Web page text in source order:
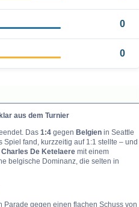
0
0
aus dem Turnier
Das 1:4 gegen Belgien in Seattle
fand, kurzzeitig auf 1:1 stellte – und
Charles De Ketelaere mit einem
belgische Dominanz, die selten in
Parade gegen einen flachen Schuss von